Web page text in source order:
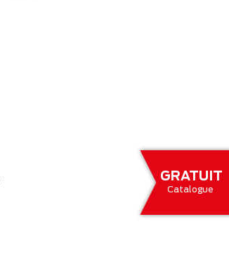
GRATUIT
Catalogue